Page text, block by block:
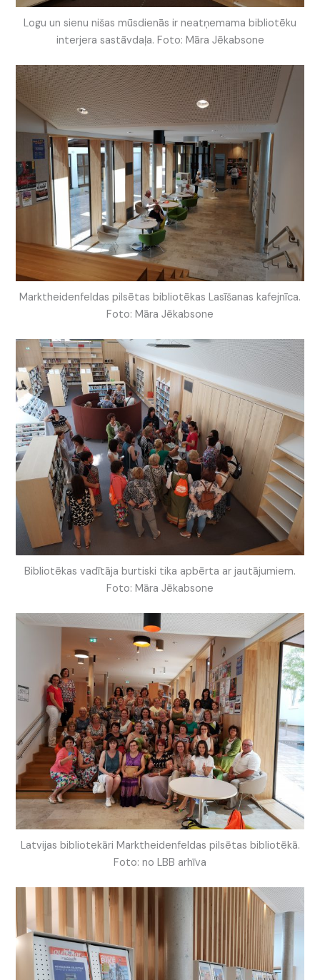
Logu un sienu nišas mūsdienās ir neatņemama bibliotēku
interjera sastāvdaļa. Foto: Māra Jēkabsone
Marktheidenfeldas pilsētas bibliotēkas Lasīšanas kafejnīca.
Foto: Māra Jēkabsone
Bibliotēkas vadītāja burtiski tika apbērta ar jautājumiem.
Foto: Māra Jēkabsone
Latvijas bibliotekāri Marktheidenfeldas pilsētas bibliotēkā.
Foto: no LBB arhīva